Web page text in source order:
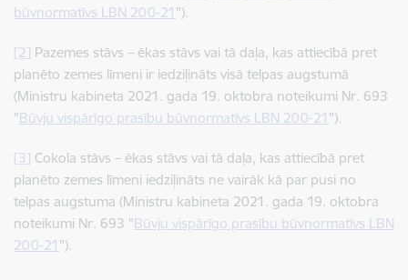
būvnormatīvs LBN 200-21 ").
[2] Pazemes stāvs – ēkas stāvs vai tā daļa, kas attiecībā pret
planēto zemes līmeni ir iedziļināts visā telpas augstumā
(Ministru kabineta 2021. gada 19. oktobra noteikumi Nr. 693
"Būvju vispārīgo prasību būvnormatīvs LBN 200-21 ").
[3] Cokola stāvs – ēkas stāvs vai tā daļa, kas attiecībā pret
planēto zemes līmeni iedziļināts ne vairāk kā par pusi no
telpas augstuma (Ministru kabineta 2021. gada 19. oktobra
noteikumi Nr. 693 "Būvju vispārīgo prasību būvnormatīvs LBN
200-21 ").